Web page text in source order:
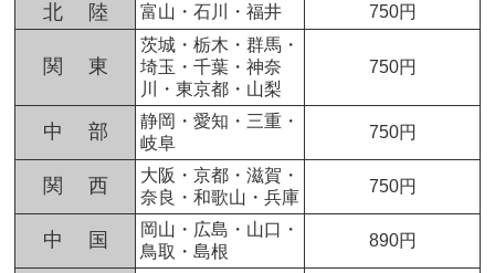
北 陸 富山・石川・福井 750円
関 東
茨城・栃木・群馬・
埼玉・千葉・神奈
川・東京都・山梨
750円
中 部
静岡・愛知・三重・
岐阜
750円
関 西
大阪・京都・滋賀・
奈良・和歌山・兵庫
750円
中 国
岡山・広島・山口・
鳥取・島根
890円